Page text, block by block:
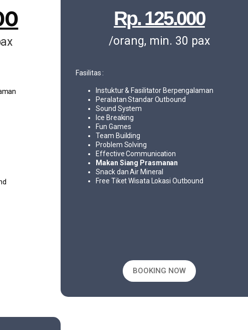
Rp. 125.000
/orang, min. 30 pax
Fasilitas :
Instuktur & Fasilitator Berpengalaman
Peralatan Standar Outbound
Sound System
Ice Breaking
Fun Games
Team Building
Problem Solving
Effective Communication
Makan Siang Prasmanan
Snack dan Air Mineral
Free Tiket Wisata Lokasi Outbound
BOOKING NOW